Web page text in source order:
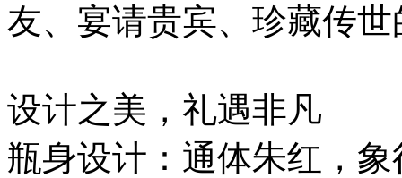
友、宴请贵宾、珍藏传
设计之美，礼遇非凡
瓶身设计：通体朱红，